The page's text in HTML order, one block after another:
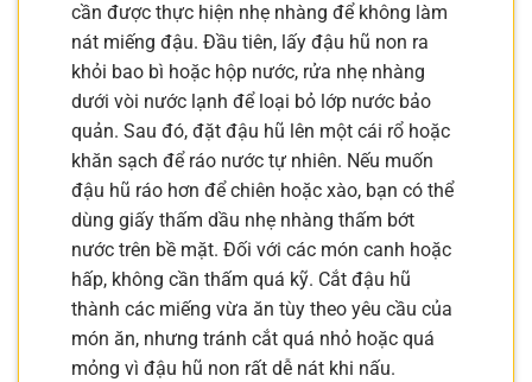
cần được thực hiện nhẹ nhàng để không làm
nát miếng đậu. Đầu tiên, lấy đậu hũ non ra
khỏi bao bì hoặc hộp nước, rửa nhẹ nhàng
dưới vòi nước lạnh để loại bỏ lớp nước bảo
quản. Sau đó, đặt đậu hũ lên một cái rổ hoặc
khăn sạch để ráo nước tự nhiên. Nếu muốn
đậu hũ ráo hơn để chiên hoặc xào, bạn có thể
dùng giấy thấm dầu nhẹ nhàng thấm bớt
nước trên bề mặt. Đối với các món canh hoặc
hấp, không cần thấm quá kỹ. Cắt đậu hũ
thành các miếng vừa ăn tùy theo yêu cầu của
món ăn, nhưng tránh cắt quá nhỏ hoặc quá
mỏng vì đậu hũ non rất dễ nát khi nấu.